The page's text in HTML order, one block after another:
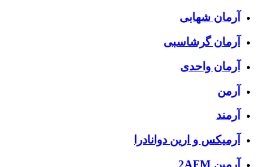
آرمان شهابی
آرمان گرشاسبی
آرمان واحدی
آرمن
آرمند
آرمیکس و ارین دوانادرا
آرمین 2AFM